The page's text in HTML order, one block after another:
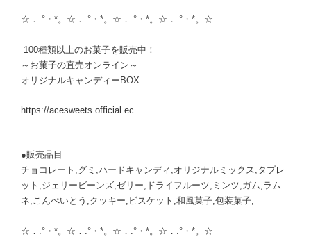
☆．.°・*。☆．.°・*。☆．.°・*。☆．.°・*。☆
100種類以上のお菓子を販売中！
～お菓子の直売オンライン～
オリジナルキャンディーBOX
https://acesweets.official.ec
●販売品目
チョコレート,グミ,ハードキャンディ,オリジナルミックス,タブレ
ット,ジェリービーンズ,ゼリー,ドライフルーツ,ミンツ,ガム,ラム
ネ,こんぺいとう,クッキー,ビスケット,和風菓子,包装菓子,
☆．.°・*。☆．.°・*。☆．.°・*。☆．.°・*。☆